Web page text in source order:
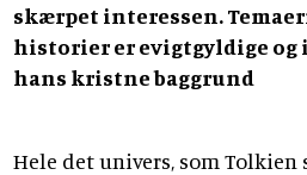
skærpet interessen.
historier er evigtgyldige
hans kristne baggrund
Hele det univers, som Tolkien